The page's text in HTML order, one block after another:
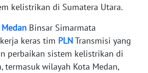
kelistrikan di Sumatera Utara.
Medan Binsar Simarmata
keras tim PLNTransmisi yang
perbaikan sistem kelistrikan di
termasuk wilayah Kota Medan,